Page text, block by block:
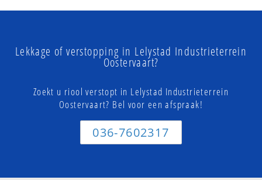
Lekkage of verstopping in Lelystad Industrieterrein
Oostervaart?
Zoekt u riool verstopt in Lelystad Industrieterrein
Oostervaart? Bel voor een afspraak!
036-7602317